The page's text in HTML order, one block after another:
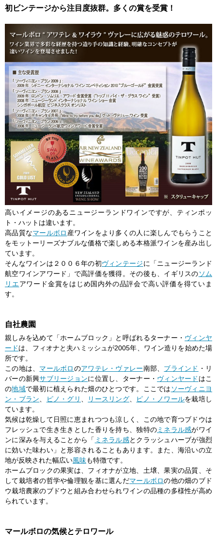
初ビンテージから注目度抜群。多くの賞を受賞！
高いイメージのあるニュージーランドワインですが、ティンポッ
ト・ハットは違います。
高品質なマールボロ 産ワインをより多くの人に楽しんでもらうこと
をモットーリーズナブルな価格で楽しめる本格派ワインを産み出し
ています。
そんなワインは２００６年の初ヴィンテージに「ニュージーランド
航空ワインアワード」で高評価を獲得。その後も、イギリスのソム
リエアワード金賞をはじめ国内外の品評会で高い評価を得ていま
す。
自社農園
親しみを込めて「ホームブロック」と呼ばれるターナー・ ヴィンヤ
ードは、フィオナと夫ハミッシュが2005年、ワイン造りを始めた場
所です。
この地は、 マールボロのアワテレ・ヴァレー南部、 ブラインド ・リ
バーの新興サブリージョンに位置し、ターナー・ ヴィンヤード はこ
の地域で最初に植えられた畑のひとつです。ここでは ソーヴィニヨ
ン・ブラン
ピノ・グリ リースリング ピノ・ノワールを栽培し
ています。
気候は乾燥して日照に恵まれつつも涼しく、この地で育つブドウは
フレッシュで生き生きとした香りを持ち、独特のミネラル感がワイ
ンに深みを与えることから「 ミネラル感とクラッシュハーブが強烈
に効いた味わい」と形容されることもあります。また、海沿いの立
地が反映された幅広い風味も特徴です。
ホームブロックの果実は、フィオナが立地、土壌、果実の品質、そ
して栽培者の哲学や倫理観を基に選んだマールボロの他の畑のブド
ウ栽培農家のブドウと組み合わせられワインの品種の多様性が高め
られています。
マールボロの気候とテロワール